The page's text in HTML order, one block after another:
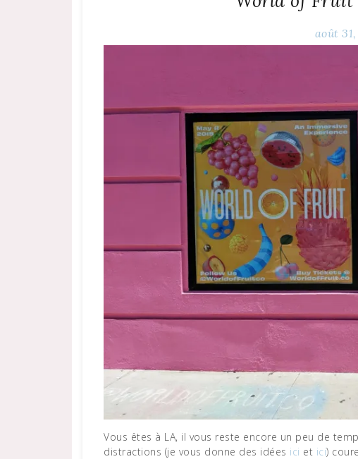
août
Vous êtes à LA, il vous reste encore un peu de temps libre malgré tout ce qu’offre la ville comme
distractions (je vous donne des idées ici et ici)